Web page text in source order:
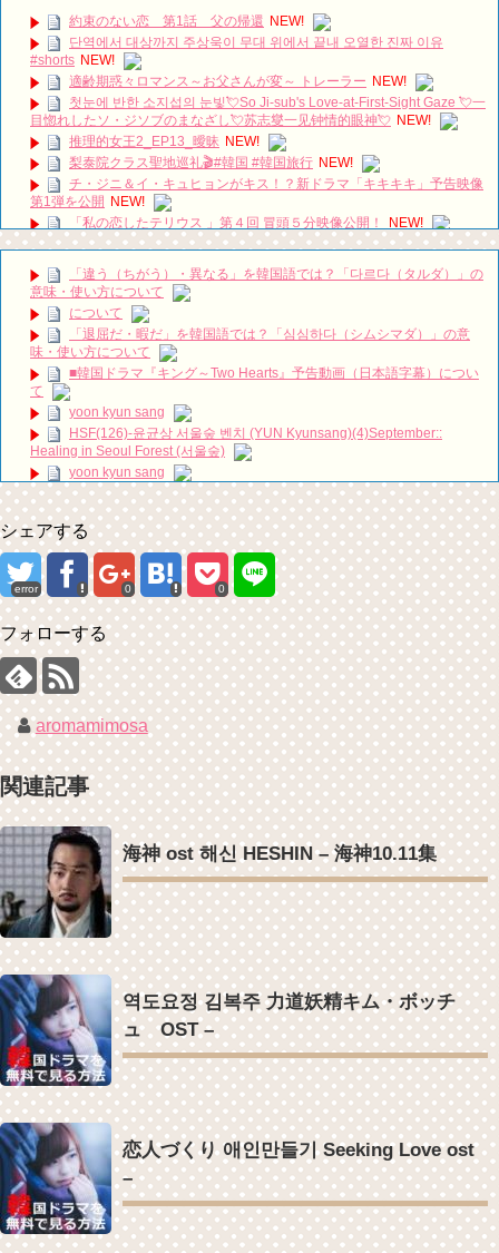
約束のない恋 第1話 父の帰還 NEW!
단역에서 대상까지 주상욱이 무대 위에서 끝내 오열한 진짜 이유
#shorts NEW!
適齢期惑々ロマンス～お父さんが変～ トレーラー NEW!
첫눈에 반한 소지섭의 눈빛💘So Ji-sub's Love-at-First-Sight Gaze 💘一
目惚れしたソ・ジソブのまなざし💘苏志燮一见钟情的眼神💘 NEW!
推理的女王2_EP13_曖昧 NEW!
梨泰院クラス聖地巡礼🎬#韓国 #韓国旅行 NEW!
チ・ジニ＆イ・キュヒョンがキス！？新ドラマ「キキキキ」予告映像
第1弾を公開
NEW!
「私の恋したテリウス 」第４回 冒頭５分映像公開！
NEW!
It’s been 7 years since Hotel Del Luna 🏩🌓💜 #IU #아이유
（仮）ミンホが地上波に生出演した🪭！！！！！．【ぽかぽか】
NEW!
『時間が止まるその時』大阪ファンミーティングオリックス劇場 夜の
部 2019/3/3 NEW!
저를 전적으로 믿으셔야합니다ㅣ스카이캐슬ㅣ#인생철학 #인생조언 #
인생명언 NEW!
ハン・ヘジン 한혜진 – (선공개) 강남 3대 얼짱 출신 &#39;한혜진 언니
&#39; (ft. 도여니의 학창시절) | 편 먹고 갈래요? 밥블레스유 2 bobblessyou2
EP.18
ソン・ヘギョ – ソンヘギョ キスまとめ
ハン・ヘジン 한혜진 – Still We (여전히 우리는)
한가인 –
「ライフ・ オン・ マーズ」2019年11月2日TSUTAYAにて先行レンタ
ル開始！
(ENG SUB) Behind The Scene Hyun Bin 현빈❤️ 손예진 Son Ye Jin-
Crash Landing On You/ヒョンビン❤️ソンイェジン / エンジョイ❕
ユン・ギュンサン、番組にも登場した愛猫が急死…イ・ソンギョンら
同僚芸能人から慰めの言葉が続々 – Taka News
キム・レウォンの影絵遊び！？「黒騎士～永遠の約束～」メイキング
を一部公開（DVD-SET2特典映像より）
Powered by livedoor 相互RSS
「違う（ちがう）・異なる」を韓国語では？「다르다（タルダ）」の
意味・使い方について
について
「退屈だ・暇だ」を韓国語では？「심심하다（シムシマダ）」の意
味・使い方について
■韓国ドラマ『キング～Two Hearts』予告動画（日本語字幕）につい
て
yoon kyun sang
HSF(126)-윤균상 서울숲 벤치 (YUN Kyunsang)(4)September::
Healing in Seoul Forest (서울숲)
yoon kyun sang
ユン・ギュンサン主演「潜入弁護人」第1回特別公開！
九尾狐外伝 第２話 キム・ジウ チョ・ヒョンジェ
九尾狐外伝 メイキング03 ハン・イェスル
チョ・ヒョンジェ 조현재 九尾狐外伝 制作発表会
キム・テヒの弟イ・ワン♥イ・ボミ、今日（28日）結婚……
「まず熱く掃除せよ」女優キム・ユジョン、「健康がとても回復…痩
せたのはソン・ジェリムのせい!? 」 (11/26)
【裏芸能】キムユジョンの熱愛彼氏はあの大物俳優
キム・ユジョン、美しいセルフショットで近況を伝える“会いたいで
しょ？” Big News TV
キム・ユジョン、新ドラマ「まず熱く掃除せよ」に出演確定…“台本
を見た瞬間惹かれた” 20180123
幻の王女チャミョンゴ エンディング
YUCHUN ♥ LOVE 15 「成均館 5話」
[Fan MV]七日の王妃(7일의 왕비)OST – 정기고 (Junggigo) – 그리고 그
려도 (Miss You In My Heart)
俳優カン・ギヨン、突然の熱愛宣言…「キム秘書がなぜそうか」出演
で話題 Big News TV
Powered by livedoor 相互RSS
シェアする
error 0 0
フォローする
aromamimosa
関連記事
海神 ost 해신 HESHIN – 海神10.11集
역도요정 김복주 力道妖精キム・ボッチ
ュ OST –
恋人づくり 애인만들기 Seeking Love ost
–